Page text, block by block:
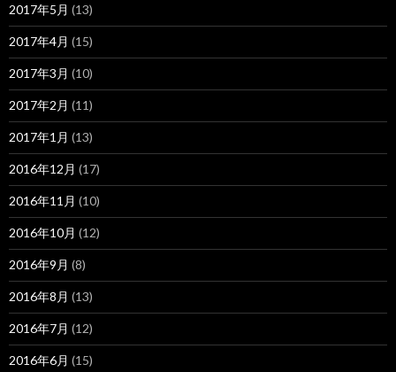
2017年5月 (13)
2017年4月 (15)
2017年3月 (10)
2017年2月 (11)
2017年1月 (13)
2016年12月 (17)
2016年11月 (10)
2016年10月 (12)
2016年9月 (8)
2016年8月 (13)
2016年7月 (12)
2016年6月 (15)